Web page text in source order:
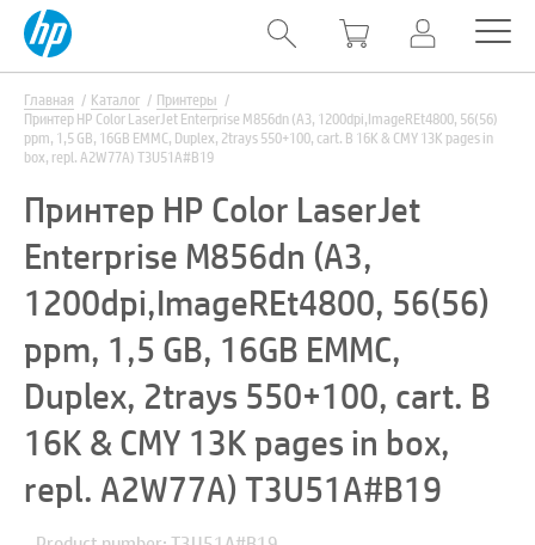
Главная Каталог
Принтеры
Принтер HP Color LaserJet Enterprise M856dn (A3, 1200dpi,ImageREt4800, 56(56)
ppm, 1,5 GB, 16GB EMMC, Duplex, 2trays 550+100, cart. B 16K & CMY 13K pages in
box, repl. A2W77A) T3U51A#B19
Принтер HP Color LaserJet
Enterprise M856dn (A3,
1200dpi,ImageREt4800, 56(56)
ppm, 1,5 GB, 16GB EMMC,
Duplex, 2trays 550+100, cart. B
16K & CMY 13K pages in box,
repl. A2W77A) T3U51A#B19